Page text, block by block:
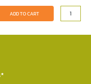
ADD TO CART